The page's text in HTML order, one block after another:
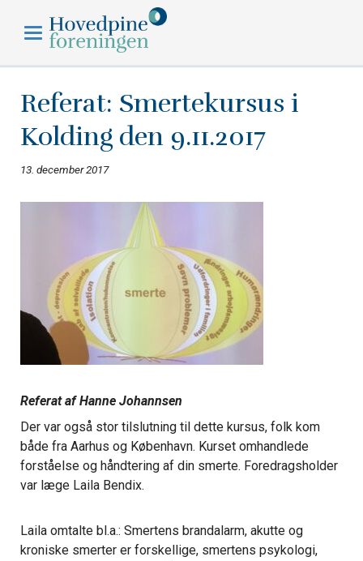
Referat: Smertekursus i
Kolding den 9.11.2017
13. december 2017
Referat af Hanne Johannsen
Der var også stor tilslutning til dette kursus, folk kom
både fra Aarhus og København. Kurset omhandlede
forståelse og håndtering af din smerte. Foredragsholder
var læge Laila Bendix.
Laila omtalte bl.a.: Smertens brandalarm, akutte og
kroniske smerter er forskellige, smertens psykologi,